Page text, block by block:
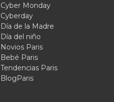
Cyber Monday
Cyberday
Día de la Madre
Día del niño
Novios Paris
Bebé Paris
Tendencias Paris
BlogParis